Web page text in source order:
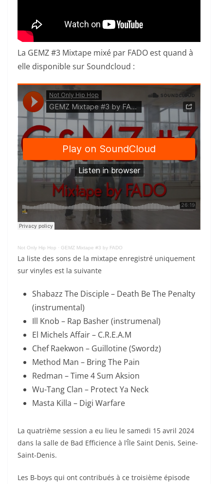
La GEMZ #3 Mixtape mixé par FADO est quand à
elle disponible sur Soundcloud :
Not Only Hip Hop · GEMZ Mixtape #3 by FADO
La liste des sons de la mixtape enregistré uniquement
sur vinyles est la suivante
Shabazz The Disciple – Death Be The Penalty
(instrumental)
Ill Knob – Rap Basher (instrumenal)
El Michels Affair – C.R.E.A.M
Chef Raekwon – Guillotine (Swordz)
Method Man – Bring The Pain
Redman – Time 4 Sum Aksion
Wu-Tang Clan – Protect Ya Neck
Masta Killa – Digi Warfare
La quatrième session a eu lieu le samedi 15 avril 2024
dans la salle de Bad Efficience à l’Île Saint Denis, Seine-
Saint-Denis.
Les B-boys qui ont contribués à ce troisième épisode